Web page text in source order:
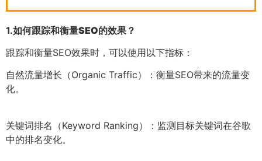
1.如何跟踪和衡量SEO的效果？
跟踪和衡量SEO效果时，可以使用以下指标：
自然流量增长（Organic Traffic）：衡量SEO带来的流量变
化。
关键词排名（Keyword Ranking）：监测目标关键词在谷歌
中的排名变化。